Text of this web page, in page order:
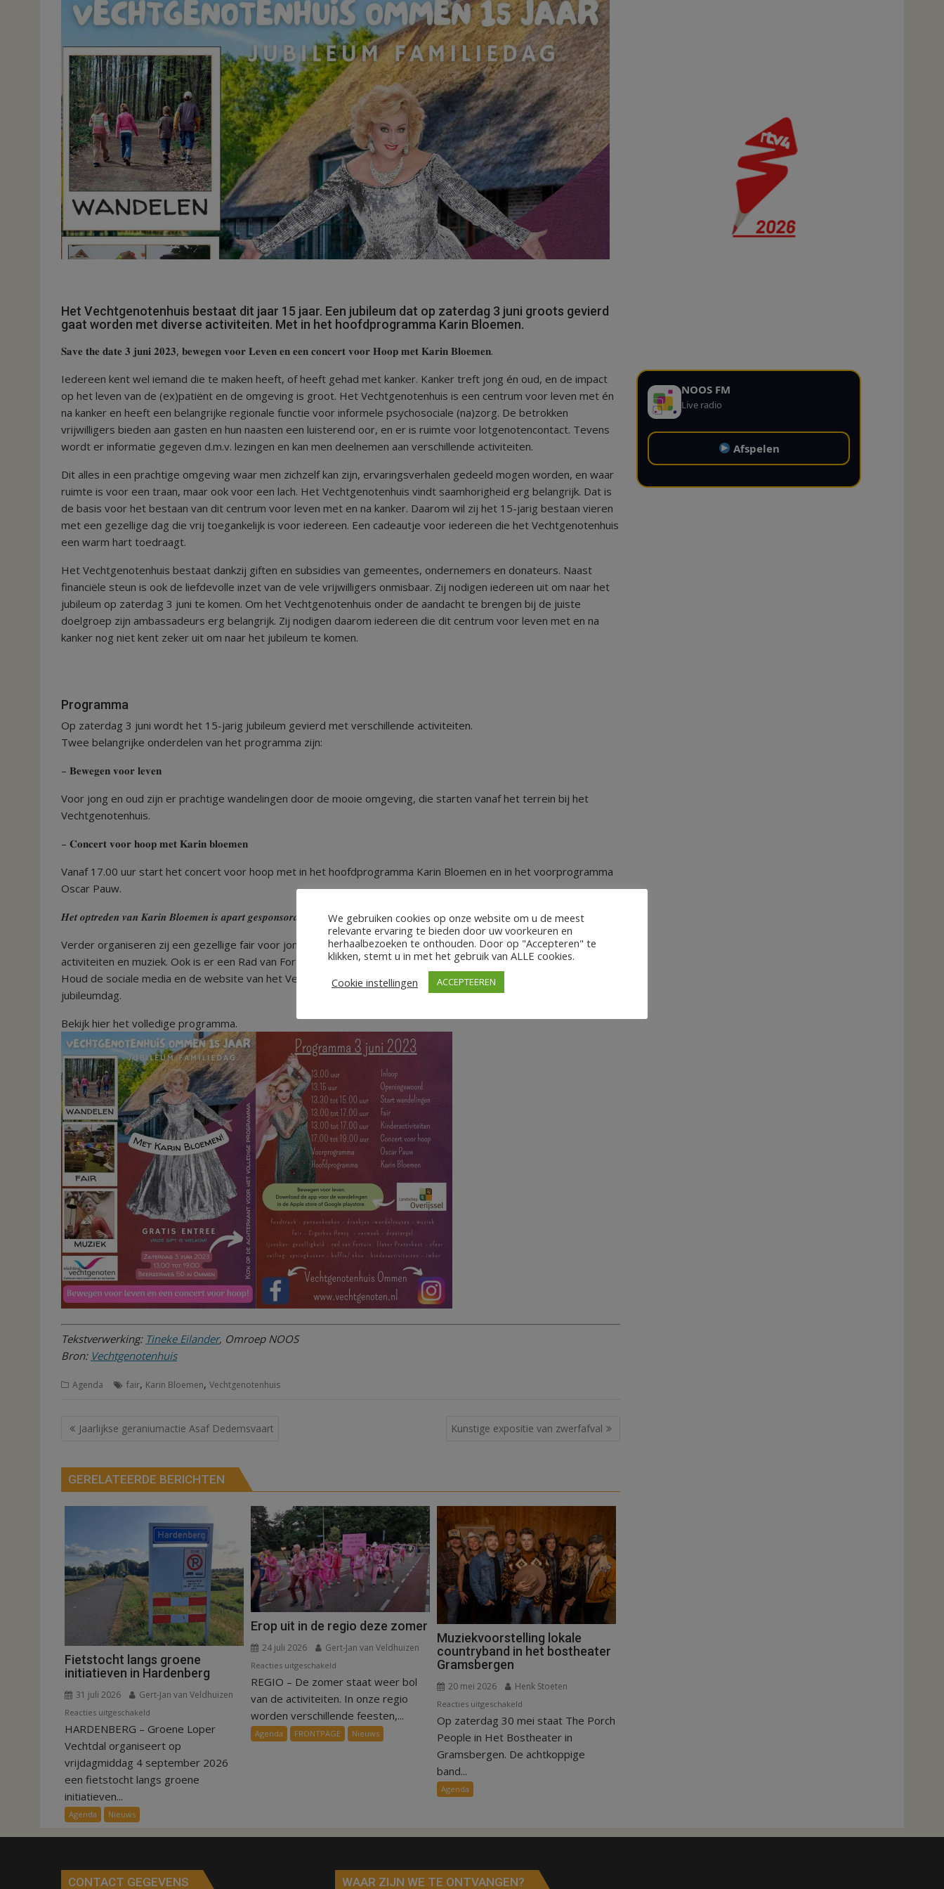
Het Vechtgenotenhuis bestaat dit jaar 15 jaar. Een jubileum dat op zaterdag 3 juni groots gevierd
gaat worden met diverse activiteiten. Met in het hoofdprogramma Karin Bloemen.
𝐒𝐚𝐯𝐞 𝐭𝐡𝐞 𝐝𝐚𝐭𝐞 𝟑 𝐣𝐮𝐧𝐢 𝟐𝟎𝟐𝟑, 𝐛𝐞𝐰𝐞𝐠𝐞𝐧 𝐯𝐨𝐨𝐫 𝐋𝐞𝐯𝐞𝐧 𝐞𝐧 𝐞𝐞𝐧 𝐜𝐨𝐧𝐜𝐞𝐫𝐭 𝐯𝐨𝐨𝐫 𝐇𝐨𝐨𝐩 𝐦𝐞𝐭 𝐊𝐚𝐫𝐢𝐧 𝐁𝐥𝐨𝐞𝐦𝐞𝐧.
Iedereen kent wel iemand die te maken heeft, of heeft gehad met kanker. Kanker treft jong én oud, en de impact
op het leven van de (ex)patiënt en de omgeving is groot. Het Vechtgenotenhuis is een centrum voor leven met én
na kanker en heeft een belangrijke regionale functie voor informele psychosociale (na)zorg. De betrokken
vrijwilligers bieden aan gasten en hun naasten een luisterend oor, en er is ruimte voor lotgenotencontact. Tevens
wordt er informatie gegeven d.m.v. lezingen en kan men deelnemen aan verschillende activiteiten.
Dit alles in een prachtige omgeving waar men zichzelf kan zijn, ervaringsverhalen gedeeld mogen worden, en waar
ruimte is voor een traan, maar ook voor een lach. Het Vechtgenotenhuis vindt saamhorigheid erg belangrijk. Dat is
de basis voor het bestaan van dit centrum voor leven met en na kanker. Daarom wil zij het 15-jarig bestaan vieren
met een gezellige dag die vrij toegankelijk is voor iedereen. Een cadeautje voor iedereen die het Vechtgenotenhuis
een warm hart toedraagt.
Het Vechtgenotenhuis bestaat dankzij giften en subsidies van gemeentes, ondernemers en donateurs. Naast
financiële steun is ook de liefdevolle inzet van de vele vrijwilligers onmisbaar. Zij nodigen iedereen uit om naar het
jubileum op zaterdag 3 juni te komen. Om het Vechtgenotenhuis onder de aandacht te brengen bij de juiste
doelgroep zijn ambassadeurs erg belangrijk. Zij nodigen daarom iedereen die dit centrum voor leven met en na
kanker nog niet kent zeker uit om naar het jubileum te komen.
Programma
Op zaterdag 3 juni wordt het 15-jarig jubileum gevierd met verschillende activiteiten.
Twee belangrijke onderdelen van het programma zijn:
– 𝐁𝐞𝐰𝐞𝐠𝐞𝐧 𝐯𝐨𝐨𝐫 𝐥𝐞𝐯𝐞𝐧
Voor jong en oud zijn er prachtige wandelingen door de mooie omgeving, die starten vanaf het terrein bij het
Vechtgenotenhuis.
– 𝐂𝐨𝐧𝐜𝐞𝐫𝐭 𝐯𝐨𝐨𝐫 𝐡𝐨𝐨𝐩 𝐦𝐞𝐭 𝐊𝐚𝐫𝐢𝐧 𝐛𝐥𝐨𝐞𝐦𝐞𝐧
Vanaf 17.00 uur start het concert voor hoop met in het hoofdprogramma Karin Bloemen en in het voorprogramma
Oscar Pauw.
𝑯𝒆𝒕 𝒐𝒑𝒕𝒓𝒆𝒅𝒆𝒏 𝒗𝒂𝒏 𝑲𝒂𝒓𝒊𝒏 𝑩𝒍𝒐𝒆𝒎𝒆𝒏 𝒊𝒔 𝒂𝒑𝒂𝒓𝒕 𝒈𝒆𝒔𝒑𝒐𝒏𝒔𝒐𝒓𝒅 𝒆𝒏 𝒌𝒐𝒎𝒕 𝒏𝒊𝒆𝒕 𝒕𝒆𝒏 𝒍𝒂𝒔𝒕𝒆 𝒗𝒂𝒏 𝒔𝒖𝒃𝒔𝒊𝒅𝒊𝒆𝒔 𝒐𝒇 𝒂𝒏𝒅𝒆𝒓𝒆 𝒅𝒐𝒏𝒂𝒕𝒊𝒆𝒔.
Verder organiseren zij een gezellige fair voor jong en oud. Er wordt gezorgd voor eten en drinken, leuke
activiteiten en muziek. Ook is er een Rad van Fortuin met prachtige prijzen en een geweldige spreekstalmeester.
Houd de sociale media en de website van het Vechtgenotenhuis in de gaten voor meer details over deze gezellige
jubileumdag.
Bekijk hier het volledige programma.
Tekstverwerking: Tineke Eilander, Omroep NOOS
Bron: Vechtgenotenhuis
Agenda fair, Karin Bloemen, Vechtgenotenhuis
Bericht
Jaarlijkse geraniumactie Asaf Dedemsvaart Kunstige expositie van zwerfafval
GERELATEERDE BERICHTEN
Fietstocht langs groene
initiatieven in Hardenberg
31 juli 2026 Gert-Jan van Veldhuizen
Reacties uitgeschakeld
Fietstocht
langs
groene
initiatieven
in
HARDENBERG – Groene Loper
Vechtdal organiseert op
vrijdagmiddag 4 september 2026
een fietstocht langs groene
initiatieven...
Agenda Nieuws
Erop uit in de regio deze zomer
24 juli 2026 Gert-Jan van Veldhuizen
Reacties uitgeschakeld
Erop
uit
de
regio
REGIO – De zomer staat weer bol
van de activiteiten. In onze regio
worden verschillende feesten,...
Agenda FRONTPAGE Nieuws
Muziekvoorstelling lokale
countryband in het bostheater
Gramsbergen
20 mei 2026 Henk Stoeten
Reacties uitgeschakeld
Muziekvoorstelling
lokale
countryband
Op zaterdag 30 mei staat The Porch
People in Het Bostheater in
Gramsbergen. De achtkoppige
band...
Agenda
NOOS FM
Live radio
Afspelen
CONTACT GEGEVENS WAAR ZIJN WE TE ONTVANGEN?
We gebruiken cookies op onze website om u de meest
relevante ervaring te bieden door uw voorkeuren en
herhaalbezoeken te onthouden. Door op "Accepteren" te
klikken, stemt u in met het gebruik van ALLE cookies.
Cookie instellingen
ACCEPTEEREN